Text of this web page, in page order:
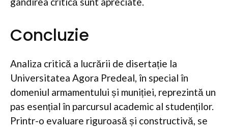
Concluzie
Analiza critică a lucrării de disertație la
Universitatea Agora Predeal, în special în
domeniul armamentului și muniției, reprezintă un
pas esențial în parcursul academic al studenților.
Printr-o evaluare riguroasă și constructivă, se